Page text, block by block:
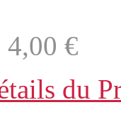
4,00 €
du